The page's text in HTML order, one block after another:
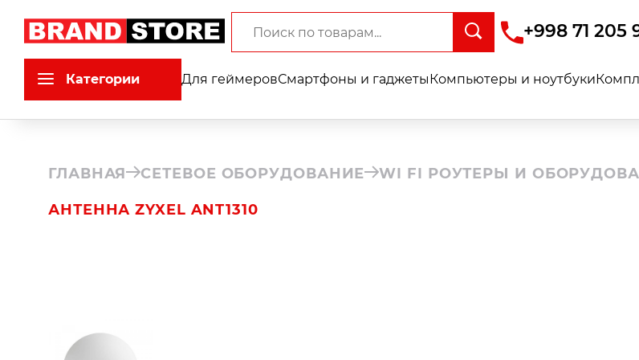
+998 71 205
Категории Для геймеровСмартфоны и гаджетыКомпьютеры и ноутбуки
ГЛАВНАЯ СЕТЕВОЕ ОБОРУДОВАНИЕ WI FI РОУТЕРЫ И
АНТЕННА ZYXEL ANT1310